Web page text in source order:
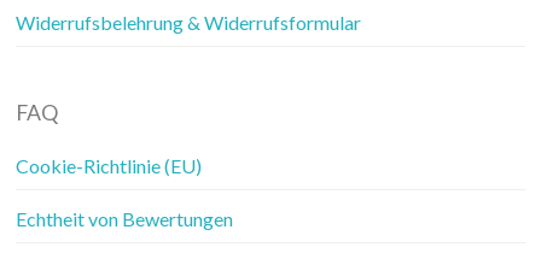
Widerrufsbelehrung & Widerrufsformular
FAQ
Cookie-Richtlinie (EU)
Echtheit von Bewertungen